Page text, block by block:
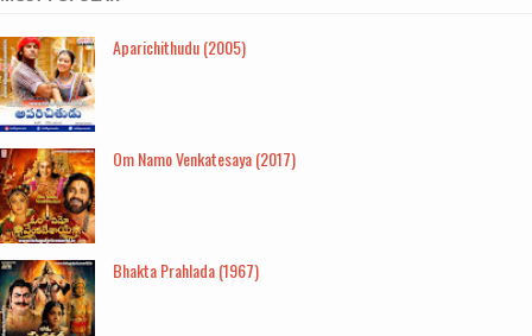
Aparichithudu (2005)
Om Namo Venkatesaya (2017)
Bhakta Prahlada (1967)